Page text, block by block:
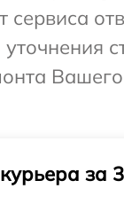
сервиса
Вашего
за